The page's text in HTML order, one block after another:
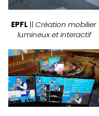
EPFL || Création mobilier
lumineux et interactif